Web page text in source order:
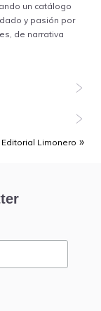
un catálogo
y pasión por
de narrativa
Limonero